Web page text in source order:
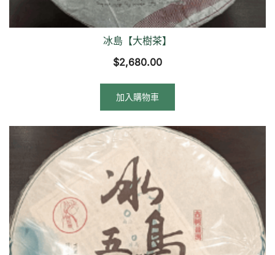
冰島【大樹茶】
$2,680.00
加入購物車